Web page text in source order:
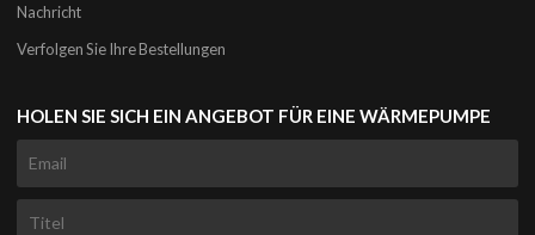
Nachricht
Verfolgen Sie Ihre Bestellungen
HOLEN SIE SICH EIN ANGEBOT FÜR EINE WÄRMEPUMPE